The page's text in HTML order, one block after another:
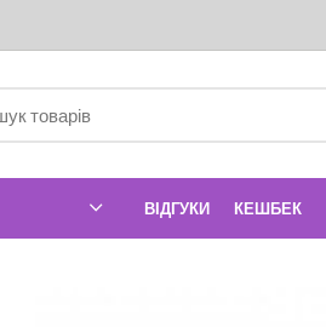
ВІДГУКИ КЕШБЕК